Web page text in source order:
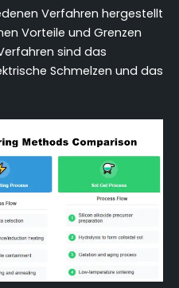
Verfahren hergestellt
Vorteile und Grenzen
sind das
Schmelzen und das